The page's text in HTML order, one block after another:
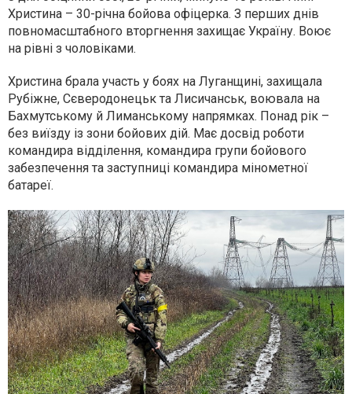
Христина – 30-річна бойова офіцерка. З перших днів
повномасштабного вторгнення захищає Україну. Воює
на рівні з чоловіками.
Христина брала участь у боях на Луганщині, захищала
Рубіжне, Сєверодонецьк та Лисичанськ, воювала на
Бахмутському й Лиманському напрямках. Понад рік –
без виїзду із зони бойових дій. Має досвід роботи
командира відділення, командира групи бойового
забезпечення та заступниці командира мінометної
батареї.